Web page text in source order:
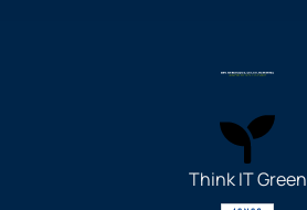
Think IT Green